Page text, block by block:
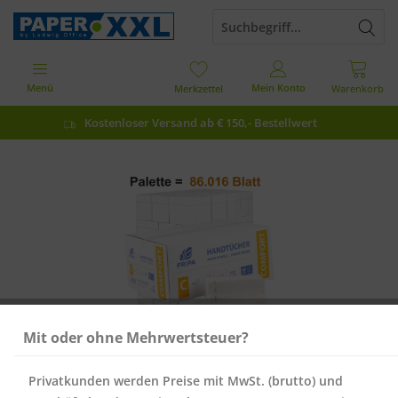
Kostenloser Versand ab € 150,- Bestellwert
Warenkorb
Merkzettel Mein Konto
Menü
Mit oder ohne Mehrwertsteuer?
Privatkunden werden Preise mit MwSt. (brutto) und